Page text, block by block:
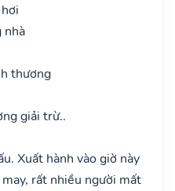
nhà
thương
giải trừ..
Xuất hành vào giờ này
rất nhiều người mất